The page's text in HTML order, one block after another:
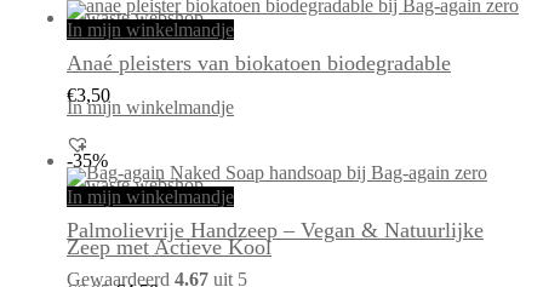
In mijn winkelmandje
Anaé pleisters van biokatoen biodegradable
€3,50
In mijn winkelmandje
-35%
In mijn winkelmandje
Palmolievrije Handzeep – Vegan & Natuurlijke
Zeep met Actieve Kool
Gewaardeerd 4.67 uit 5